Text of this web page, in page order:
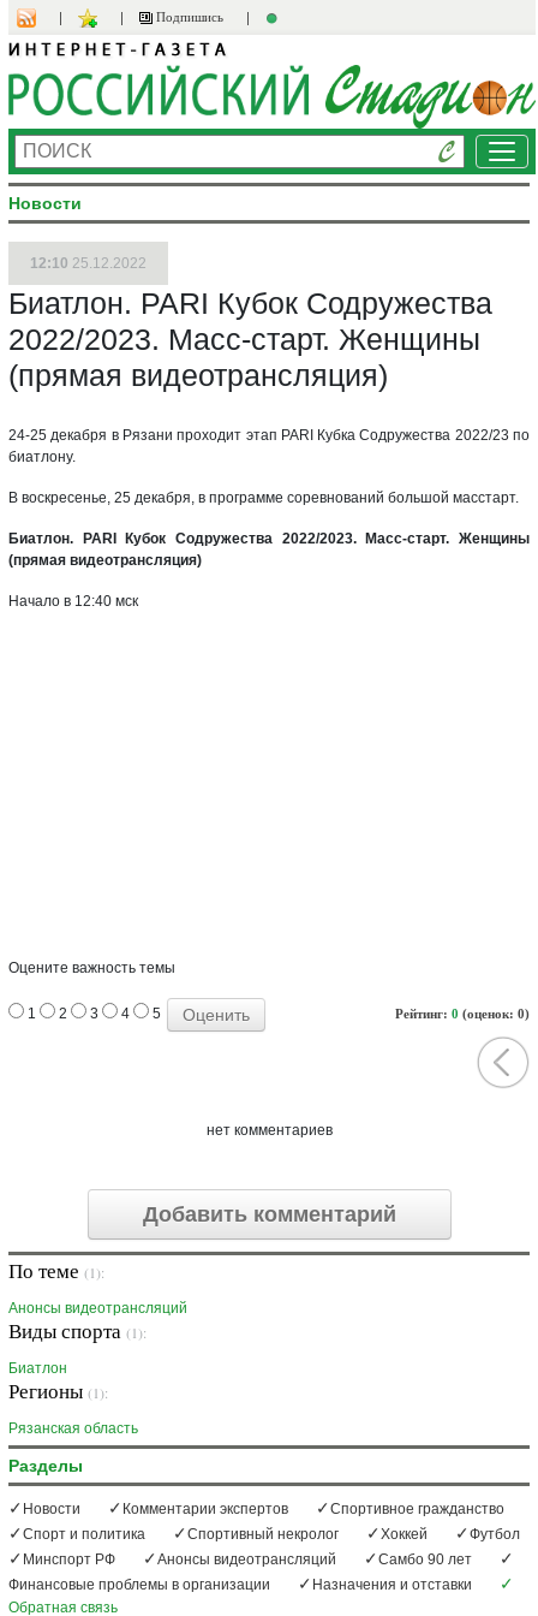
Подпишись
Новости
12:10 25.12.2022
Биатлон. PARI Кубок Содружества
2022/2023. Масс-старт. Женщины
(прямая видеотрансляция)
24-25 декабря в Рязани проходит этап PARI Кубка Содружества 2022/23 по
биатлону.
В воскресенье, 25 декабря, в программе соревнований большой масстарт.
Биатлон. PARI Кубок Содружества 2022/2023. Масс-старт. Женщины
(прямая видеотрансляция)
Начало в 12:40 мск
Оцените важность темы
Рейтинг: 0 (оценок: 0)
1 2 3 4 5
нет комментариев
Добавить комментарий
По теме (1):
Анонсы видеотрансляций
Виды спорта (1):
Биатлон
Регионы (1):
Рязанская область
Разделы
Новости Комментарии экспертов
Спортивное гражданство
Спорт и политика
Спортивный некролог Хоккей
Футбол
Минспорт РФ
Анонсы видеотрансляций
Самбо 90 лет
Финансовые проблемы в организации
Назначения и отставки
Обратная связь